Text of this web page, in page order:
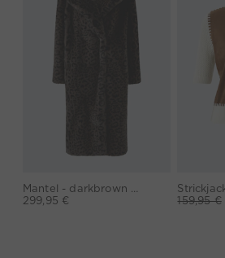
299,95 €
159,95 €